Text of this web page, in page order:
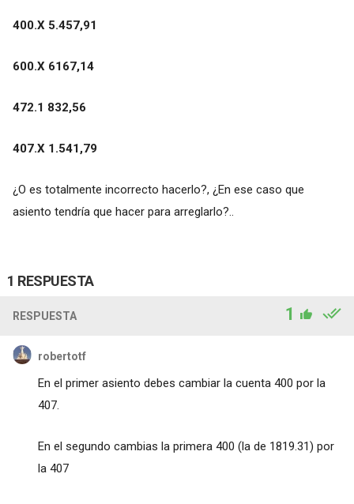
400.X 5.457,91
600.X 6167,14
472.1 832,56
407.X 1.541,79
¿O es totalmente incorrecto hacerlo?, ¿En ese caso que
asiento tendría que hacer para arreglarlo?..
1 RESPUESTA
RESPUESTA 1
robertotf
En el primer asiento debes cambiar la cuenta 400 por la
407.
En el segundo cambias la primera 400 (la de 1819.31) por
la 407